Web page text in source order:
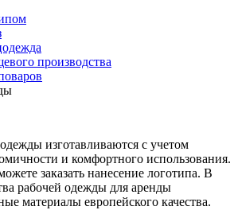
производства
изготавливаются с учетом
и комфортного использования.
заказать нанесение логотипа. В
рабочей одежды для аренды
материалы европейского качества.